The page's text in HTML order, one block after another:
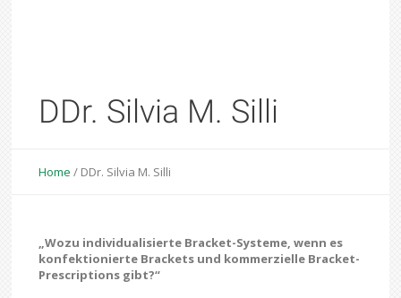
DDr. Silvia M. Silli
Home / DDr. Silvia M. Silli
„Wozu individualisierte Bracket-Systeme, wenn es
konfektionierte Brackets und kommerzielle Bracket-
Prescriptions gibt?“